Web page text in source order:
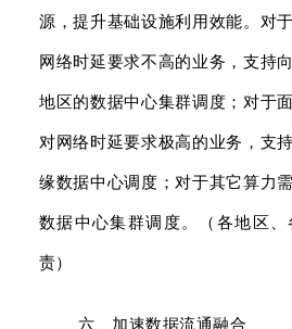
源，提升基础设施利用效能。对
网络时延要求不高的业务，支持
地区的数据中心集群调度；对于
对网络时延要求极高的业务，支
缘数据中心调度；对于其它算力
数据中心集群调度。（各地区
责）
六、加速数据流通融合